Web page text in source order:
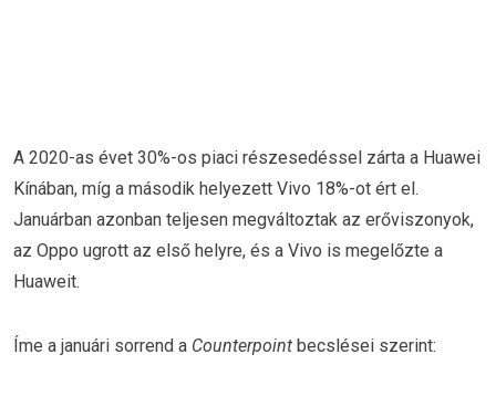
A 2020-as évet 30%-os piaci részesedéssel zárta a Huawei
Kínában, míg a második helyezett Vivo 18%-ot ért el.
Januárban azonban teljesen megváltoztak az erőviszonyok,
az Oppo ugrott az első helyre, és a Vivo is megelőzte a
Huaweit.
Íme a januári sorrend a Counterpoint becslései szerint: